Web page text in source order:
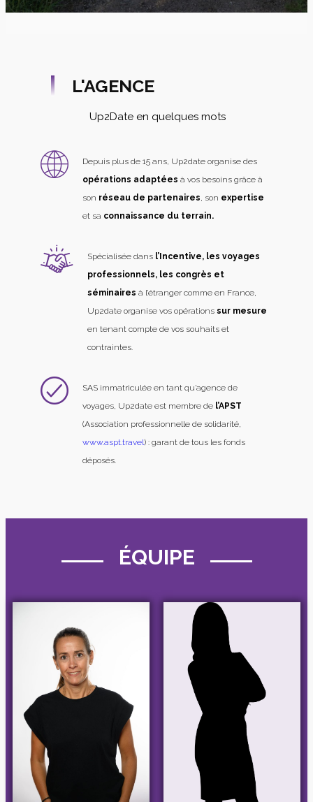
L'AGENCE
Up2Date en quelques mots
Depuis plus de 15 ans, Up2date organise des
opérations adaptées à vos besoins grâce à
son réseau de partenaires, son expertise
et sa connaissance du terrain.
Spécialisée dans l’Incentive, les voyages
professionnels, les congrès et
séminaires à l’étranger comme en France,
Up2date organise vos opérations sur mesure
en tenant compte de vos souhaits et
contraintes.
SAS immatriculée en tant qu’agence de
voyages, Up2date est membre de l’APST
(Association professionnelle de solidarité,
www.aspt.travel) : garant de tous les fonds
déposés.
ÉQUIPE